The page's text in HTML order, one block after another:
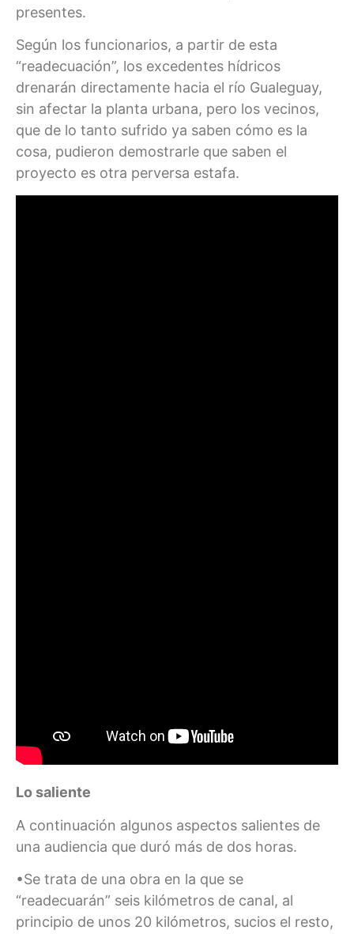
presentes.
Según los funcionarios, a partir de esta
“readecuación”, los excedentes hídricos
drenarán directamente hacia el río Gualeguay,
sin afectar la planta urbana, pero los vecinos,
que de lo tanto sufrido ya saben cómo es la
cosa, pudieron demostrarle que saben el
proyecto es otra perversa estafa.
Lo saliente
A continuación algunos aspectos salientes de
una audiencia que duró más de dos horas.
•Se trata de una obra en la que se
“readecuarán” seis kilómetros de canal, al
principio de unos 20 kilómetros, sucios el resto,